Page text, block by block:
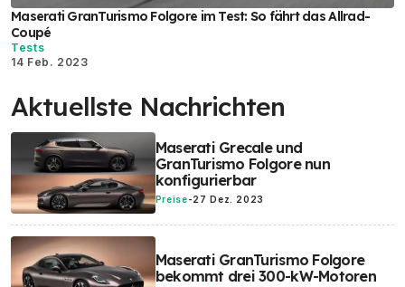
Maserati GranTurismo Folgore im Test: So fährt das Allrad-
Coupé
Tests
14 Feb. 2023
Aktuellste Nachrichten
Maserati Grecale und
GranTurismo Folgore nun
konfigurierbar
Preise-27 Dez. 2023
Maserati GranTurismo Folgore
bekommt drei 300-kW-Motoren